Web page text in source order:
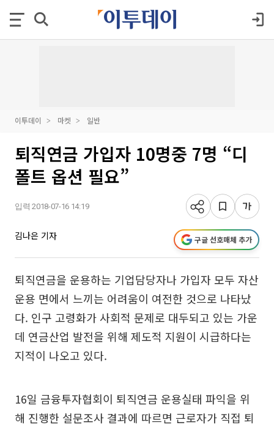
이투데이 마켓 일반
퇴직연금 가입자 10명중 7명 “디
폴트 옵션 필요”
입력 2018-07-16 14:19
김나은 기자 구글 선호매체 추가
퇴직연금을 운용하는 기업담당자나 가입자 모두 자산
운용 면에서 느끼는 어려움이 여전한 것으로 나타났
다. 인구 고령화가 사회적 문제로 대두되고 있는 가운
데 연금산업 발전을 위해 제도적 지원이 시급하다는
지적이 나오고 있다.
16일 금융투자협회이 퇴직연금 운용실태 파익을 위
해 진행한 설문조사 결과에 따르면 근로자가 직접 퇴